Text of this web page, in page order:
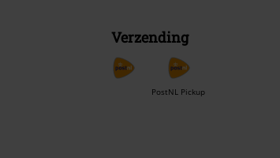
Verzending
PostNL Pickup